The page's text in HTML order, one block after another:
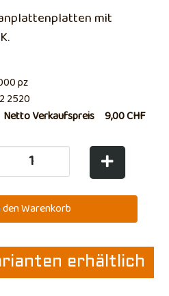
mit
pz
2520
Netto Verkaufspreis 9,00 CHF
erhältlich